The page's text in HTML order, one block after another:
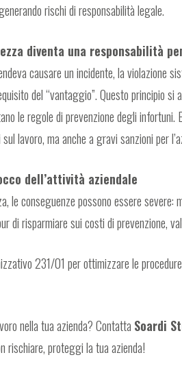
rischi di responsabilità legale.
diventa una responsabilità
causare un incidente, la violazione
del “vantaggio”. Questo principio si
le regole di prevenzione degli
lavoro, ma anche a gravi sanzioni per
dell’attività aziendale
le conseguenze possono essere
di risparmiare sui costi di prevenzione,
231/01 per ottimizzare le
nella tua azienda? Contatta Soardi
rischiare, proteggi la tua azienda!